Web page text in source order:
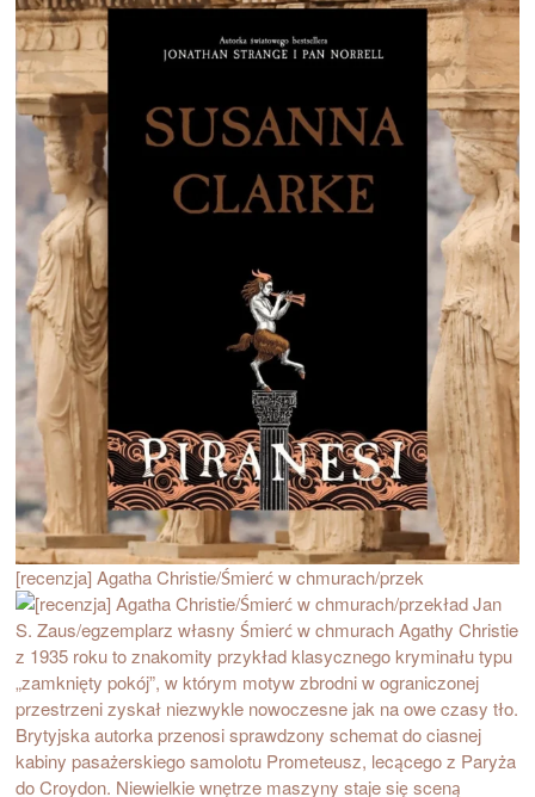
[recenzja] Agatha Christie/Śmierć w chmurach/przek